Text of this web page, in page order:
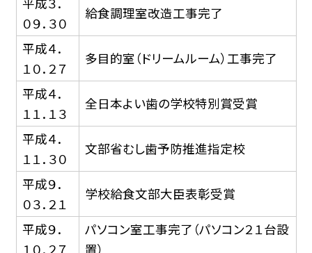
０９．３０
給食調理室改造工事完了
平成４．
１０．２７
多目的室（ドリームルーム）工事完了
平成４．
１１．１３
全日本よい歯の学校特別賞受賞
平成４．
１１．３０
文部省むし歯予防推進指定校
平成９．
０３．２１
学校給食文部大臣表彰受賞
平成９．
１０．２７
パソコン室工事完了（パソコン２１台設
置）